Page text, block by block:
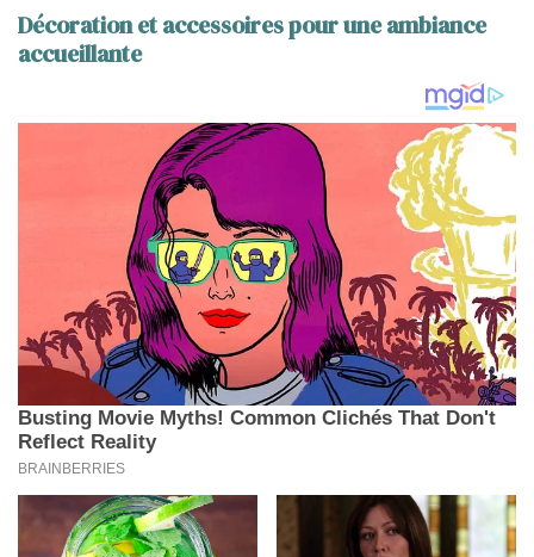
Décoration et accessoires pour une ambiance
accueillante